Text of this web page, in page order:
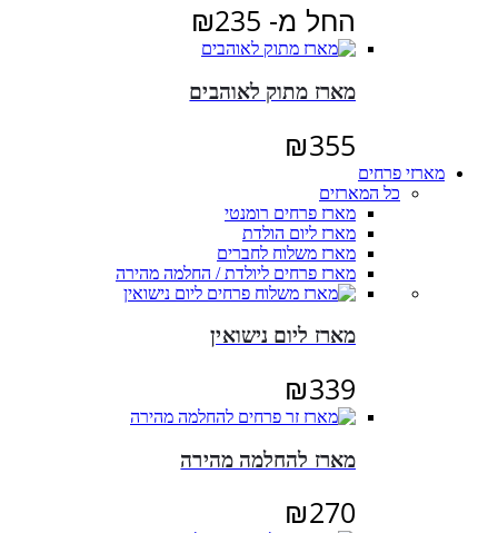
החל מ- ₪235
מארז מתוק לאוהבים
₪355
מארזי פרחים
כל המארזים
מארז פרחים רומנטי
מארז ליום הולדת
מארז משלוח לחברים
מארז פרחים ליולדת / החלמה מהירה
מארז ליום נישואין
₪339
מארז להחלמה מהירה
₪270